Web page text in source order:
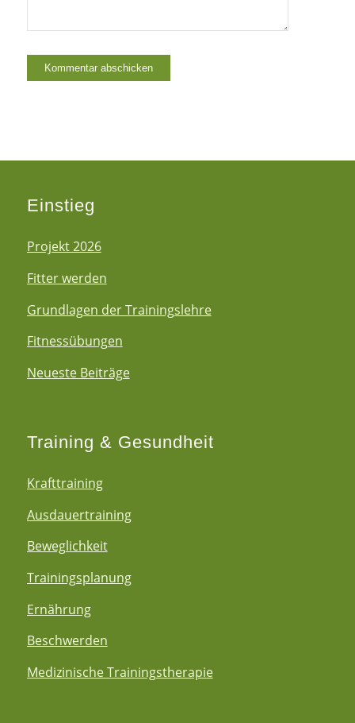
Einstieg
Projekt 2026
Fitter werden
Grundlagen der Trainingslehre
Fitnessübungen
Neueste Beiträge
Training & Gesundheit
Krafttraining
Ausdauertraining
Beweglichkeit
Trainingsplanung
Ernährung
Beschwerden
Medizinische Trainingstherapie